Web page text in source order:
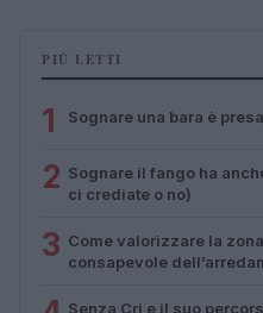
PIÙ LETTI
1 Sognare una bara è
2 Sognare il fango ha
ci crediate o no)
3 Come valorizzare la
consapevole
Senza Cri e il suo